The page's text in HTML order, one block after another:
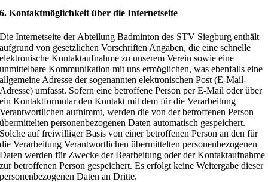
6. Kontaktmöglichkeit über die Internetseite
Die Internetseite der Abteilung Badminton des STV Siegburg enthält
aufgrund von gesetzlichen Vorschriften Angaben, die eine schnelle
elektronische Kontaktaufnahme zu unserem Verein sowie eine
unmittelbare Kommunikation mit uns ermöglichen, was ebenfalls eine
allgemeine Adresse der sogenannten elektronischen Post (E-Mail-
Adresse) umfasst. Sofern eine betroffene Person per E-Mail oder über
ein Kontaktformular den Kontakt mit dem für die Verarbeitung
Verantwortlichen aufnimmt, werden die von der betroffenen Person
übermittelten personenbezogenen Daten automatisch gespeichert.
Solche auf freiwilliger Basis von einer betroffenen Person an den für
die Verarbeitung Verantwortlichen übermittelten personenbezogenen
Daten werden für Zwecke der Bearbeitung oder der Kontaktaufnahme
zur betroffenen Person gespeichert. Es erfolgt keine Weitergabe dieser
personenbezogenen Daten an Dritte.